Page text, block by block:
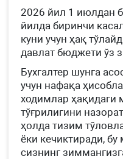
2026 йил 1 июлдан
йилда биринчи
куни учун ҳақ
давлат бюджети ўз
Бухгалтер шунга
учун нафақа
ходимлар ҳақидаги
тўғрилигини
ҳолда тизим
ёки кечиктиради,
сизнинг